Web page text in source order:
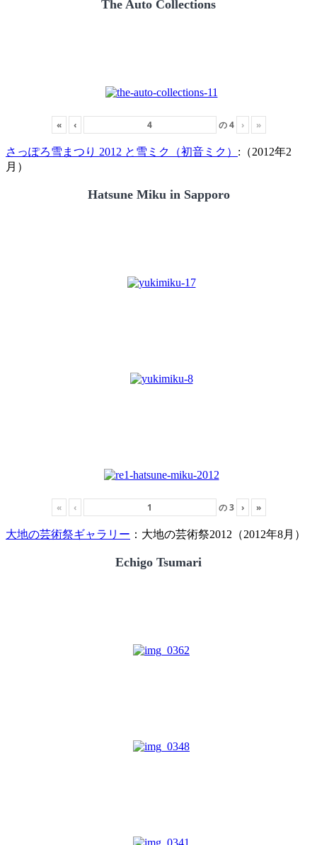
The Auto Collections
« ‹ の4 › »
さっぽろ雪まつり 2012 と雪ミク（初音ミク） :（2012年2
月）
Hatsune Miku in Sapporo
« ‹ の3 › »
大地の芸術祭ギャラリー ：大地の芸術祭2012（2012年8月）
Echigo Tsumari